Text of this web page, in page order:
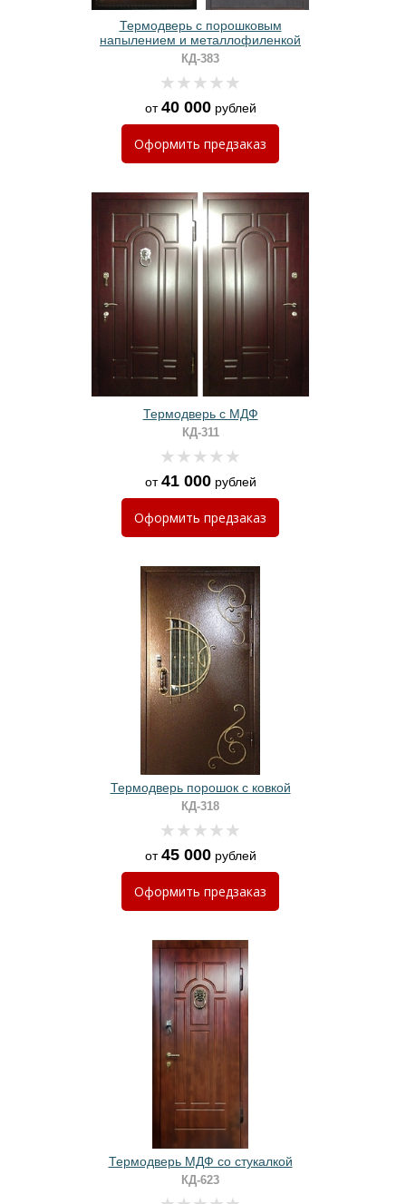
Термодверь с порошковым
напылением и металлофиленкой
КД-383
от40 000рублей
Оформить предзаказ
Термодверь с МДФ
КД-311
от41 000рублей
Оформить предзаказ
Термодверь порошок с ковкой
КД-318
от45 000рублей
Оформить предзаказ
Термодверь МДФ со стукалкой
КД-623